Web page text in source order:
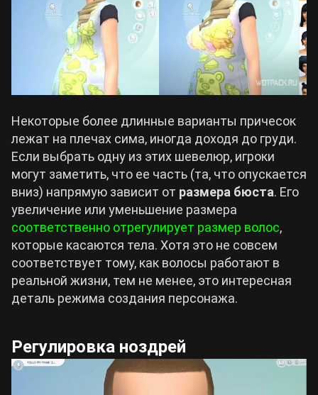
Некоторые более длинные варианты причесок
лежат на плечах сима, иногда доходя до груди.
Если выбрать одну из этих шевелюр, игроки
могут заметить, что ее часть (та, что опускается
вниз) напрямую зависит от размера бюста. Его
увеличение или уменьшение размера
соответственно отрегулирует размер волос,
которые касаются тела. Хотя это не совсем
соответствует тому, как волосы работают в
реальной жизни, тем не менее, это интересная
деталь режима создания персонажа.
Регулировка ноздрей